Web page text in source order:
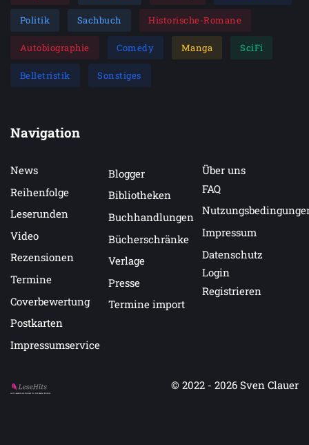
Politik Sachbuch Historische-Romane
Autobiographie Comedy Manga SciFi
Belletristik Sonstiges
Navigation
News
Reihenfolge
Leserunden
Video
Rezensionen
Termine
Coverbewertung
Postkarten
Impressumservice
Blogger
Bibliotheken
Buchhandlungen
Bücherschränke
Verlage
Presse
Termine import
Über uns
FAQ
Impressum
Datenschutz
Login
Registrieren
Auf LeseHits.de findest Du die besten Bücher.
© 2022 - 2026 Sven Clauer